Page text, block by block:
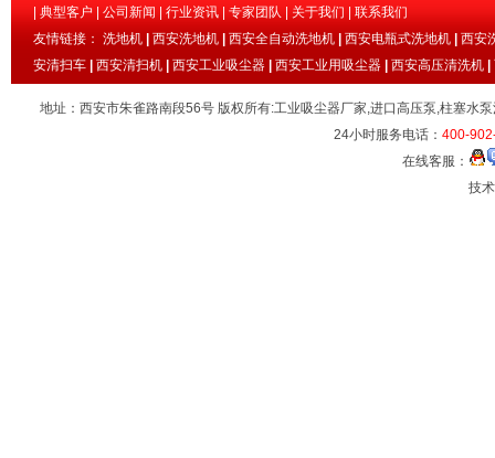
典型客户 公司新闻 行业资讯 专家团队 关于我们
联系我们
友情链接： 洗地机 西安洗地机 西安全自动洗地机 西安电瓶式洗地机
西安
安清扫车
西安清扫机 西安工业吸尘器 西安工业用吸尘器 西安高压清洗机
地址：西安市朱雀路南段56号 版权所有:工业吸尘器厂家,进口高压泵,柱塞水
24小时服务电话： 400-
在线客服：
技